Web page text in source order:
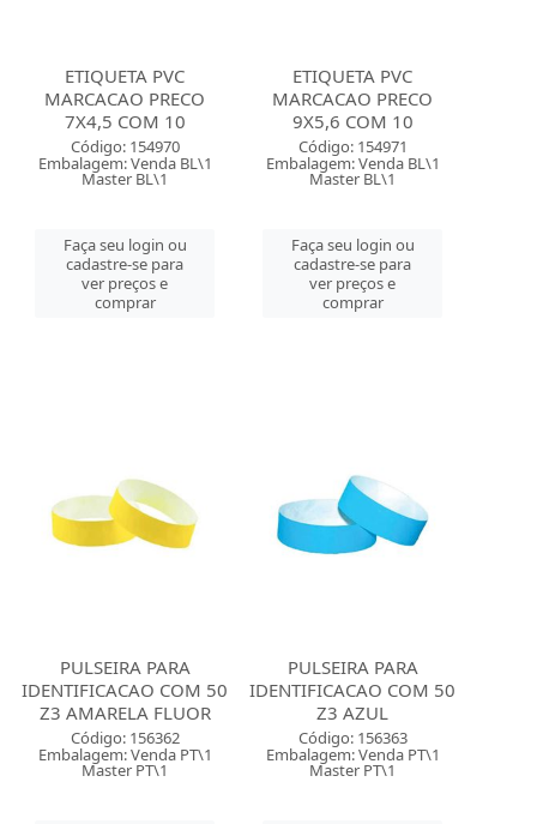
ETIQUETA PVC
MARCACAO PRECO
7X4,5 COM 10
Código: 154970
Embalagem: Venda BL\1
Master BL\1
Faça seu login ou
cadastre-se para
ver preços e
comprar
ETIQUETA PVC
MARCACAO PRECO
9X5,6 COM 10
Código: 154971
Embalagem: Venda BL\1
Master BL\1
Faça seu login ou
cadastre-se para
ver preços e
comprar
PULSEIRA PARA
IDENTIFICACAO COM 50
Z3 AMARELA FLUOR
Código: 156362
Embalagem: Venda PT\1
Master PT\1
PULSEIRA PARA
IDENTIFICACAO COM 50
Z3 AZUL
Código: 156363
Embalagem: Venda PT\1
Master PT\1